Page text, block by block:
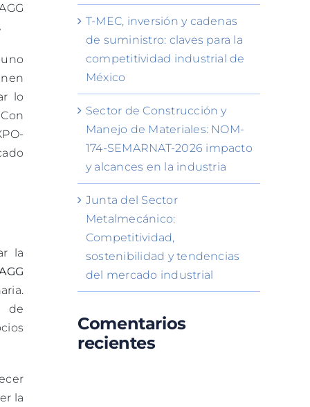
lo
la
de
la
T-MEC, inversión y cadenas
de suministro: claves para la
competitividad industrial de
México
Sector de Construcción y
Manejo de Materiales: NOM-
174-SEMARNAT-2026 impacto
y alcances en la industria
Junta del Sector
Metalmecánico:
Competitividad,
sostenibilidad y tendencias
del mercado industrial
Comentarios
recientes